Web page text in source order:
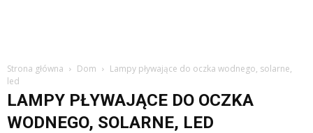
Strona główna Dom
Lampy pływające do oczka wodnego, solarne,
led
LAMPY PŁYWAJĄCE DO OCZKA
WODNEGO, SOLARNE, LED